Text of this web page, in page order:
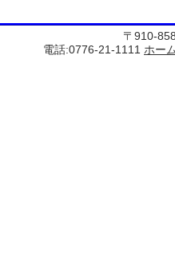
〒910-
電話:0776-21-1111 ホー